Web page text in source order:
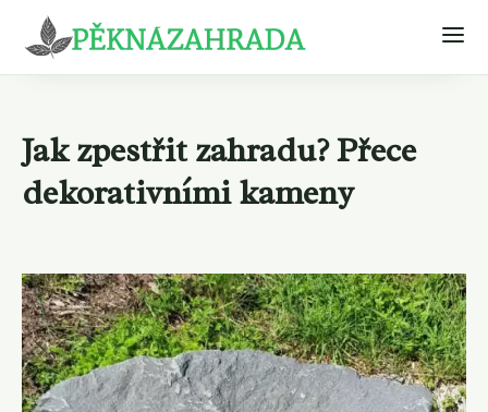
Jak zpestřit zahradu? Přece
dekorativními kameny